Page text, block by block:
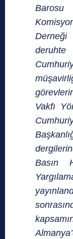
Derneği
Vakfı
Basın